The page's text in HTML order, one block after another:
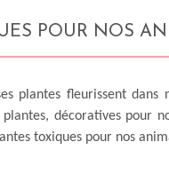
POUR NOS
plantes fleurissent dans
décoratives pour
toxiques pour nos